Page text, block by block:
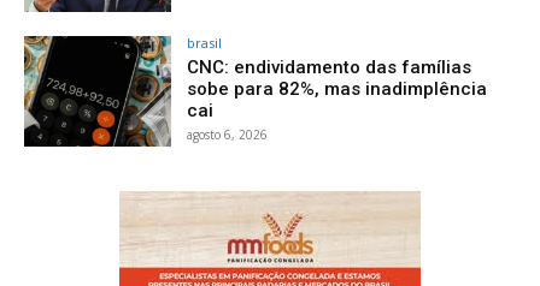
brasil
CNC: endividamento das famílias
sobe para 82%, mas inadimplência
cai
agosto 6, 2026